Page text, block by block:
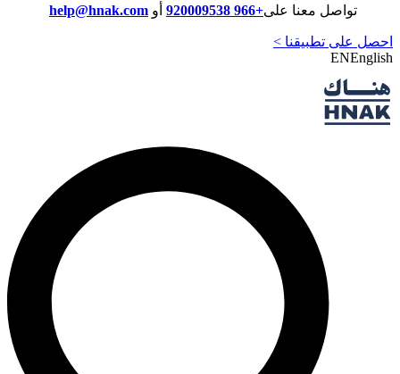
تواصل معنا على+966 920009538 أو help@hnak.com
احصل على تطبيقنا >
ENEnglish